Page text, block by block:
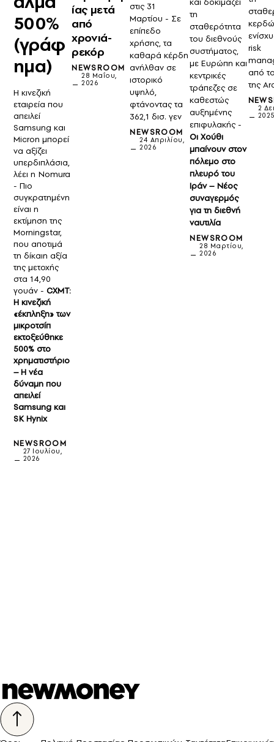
500%
(γράφ
ημα)
Η κινεζική
εταιρεία που
απειλεί
Samsung και
Micron μπορεί
να αξίζει
υπερδιπλάσια,
λέει η Nomura
- Πιο
συγκρατημένη
είναι η
εκτίμηση της
Morningstar,
που αποτιμά
τη δίκαιη αξία
της μετοχής
στα 14,90
γουάν - CXMT:
Η κινεζική
«έκπληξη» των
μικροτσίπ
εκτοξεύθηκε
500% στο
χρηματιστήριο
– Η νέα
δύναμη που
απειλεί
Samsung και
SK Hynix
NEWSROOM
27 Ιουλίου,
2026
ίας μετά
από
χρονιά-
ρεκόρ
NEWSROOM
28 Μαΐου,
2026
στις 31
Μαρτίου - Σε
επίπεδο
χρήσης, τα
καθαρά κέρδη
ανήλθαν σε
ιστορικό
υψηλό,
φτάνοντας τα
362,1 δισ. γεν
NEWSROOM
24 Απριλίου,
2026
και δοκιμάζει
τη
σταθερότητα
του διεθνούς
συστήματος,
με Ευρώπη και
κεντρικές
τράπεζες σε
καθεστώς
αυξημένης
επιφυλακής -
Οι Χούθι
μπαίνουν στον
πόλεμο στο
πλευρό του
Ιράν – Νέος
συναγερμός
για τη διεθνή
ναυτιλία
NEWSROOM
28 Μαρτίου,
2026
risk
από
της
2